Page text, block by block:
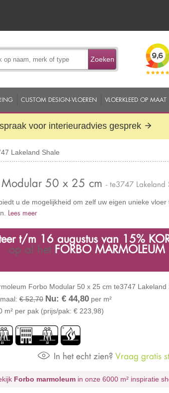
Zoeken
CUSTOM DESIGN-VLOEREN VLOERKLEED OP MAAT
voor interieuradvies gesprek
Lakeland Shale
Modular 50 x 25 cm - te3747 Lakeland
u de mogelijkheid om zelf uw eigen unieke vloer
Lees meer
t/m 16 augustusvan 15%
op al het FORBO MARMOLEUM
Forbo Modular 50 x 25 cm te3747 Lakeland
€ 52,70 Nu: € 44,80per m²
m² per pak (prijs/pak: € 223,98)
In het echt zien? Vraag gratis
Forbo marmoleum in onze 6000 m² inspiratie